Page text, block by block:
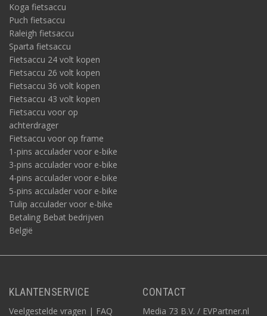
Koga fietsaccu
Puch fietsaccu
Raleigh fietsaccu
Sparta fietsaccu
Fietsaccu 24 volt kopen
Fietsaccu 26 volt kopen
Fietsaccu 36 volt kopen
Fietsaccu 43 volt kopen
Fietsaccu voor op
achterdrager
Fietsaccu voor op frame
1-pins acculader voor e-bike
3-pins acculader voor e-bike
4-pins acculader voor e-bike
5-pins acculader voor e-bike
Tulip acculader voor e-bike
Betaling Bebat bedrijven
België
KLANTENSERVICE
Veelgestelde vragen | FAQ
CONTACT
Media 73 B.V. / EVPartner.nl